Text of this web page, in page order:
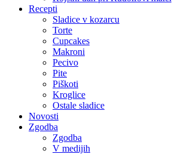
Recepti
Sladice v kozarcu
Torte
Cupcakes
Makroni
Pecivo
Pite
Piškoti
Kroglice
Ostale sladice
Novosti
Zgodba
Zgodba
V medijih